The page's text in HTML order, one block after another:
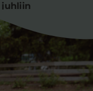
rikkaampana!